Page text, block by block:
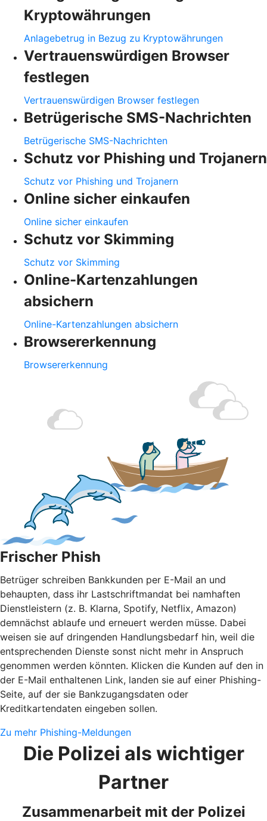
Kryptowährungen
Anlagebetrug in Bezug zu Kryptowährungen
Vertrauenswürdigen Browser
festlegen
Vertrauenswürdigen Browser festlegen
Betrügerische SMS-Nachrichten
Betrügerische SMS-Nachrichten
Schutz vor Phishing und Trojanern
Schutz vor Phishing und Trojanern
Online sicher einkaufen
Online sicher einkaufen
Schutz vor Skimming
Schutz vor Skimming
Online-Kartenzahlungen
absichern
Online-Kartenzahlungen absichern
Browsererkennung
Browsererkennung
Frischer Phish
Betrüger schreiben Bankkunden per E-Mail an und
behaupten, dass ihr Lastschriftmandat bei namhaften
Dienstleistern (z. B. Klarna, Spotify, Netflix, Amazon)
demnächst ablaufe und erneuert werden müsse. Dabei
weisen sie auf dringenden Handlungsbedarf hin, weil die
entsprechenden Dienste sonst nicht mehr in Anspruch
genommen werden könnten. Klicken die Kunden auf den in
der E-Mail enthaltenen Link, landen sie auf einer Phishing-
Seite, auf der sie Bankzugangsdaten oder
Kreditkartendaten eingeben sollen.
Zu mehr Phishing-Meldungen
Die Polizei als wichtiger
Partner
Zusammenarbeit mit der Polizei